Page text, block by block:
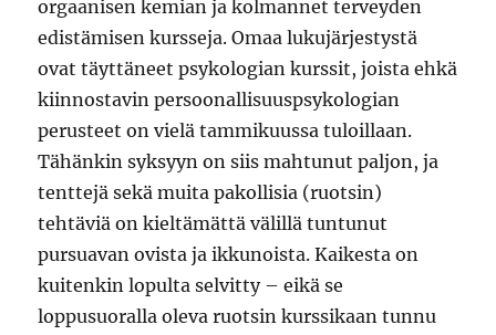
orgaanisen kemian ja kolmannet terveyden
edistämisen kursseja. Omaa lukujärjestystä
ovat täyttäneet psykologian kurssit, joista ehkä
kiinnostavin persoonallisuuspsykologian
perusteet on vielä tammikuussa tuloillaan.
Tähänkin syksyyn on siis mahtunut paljon, ja
tenttejä sekä muita pakollisia (ruotsin)
tehtäviä on kieltämättä välillä tuntunut
pursuavan ovista ja ikkunoista. Kaikesta on
kuitenkin lopulta selvitty – eikä se
loppusuoralla oleva ruotsin kurssikaan tunnu